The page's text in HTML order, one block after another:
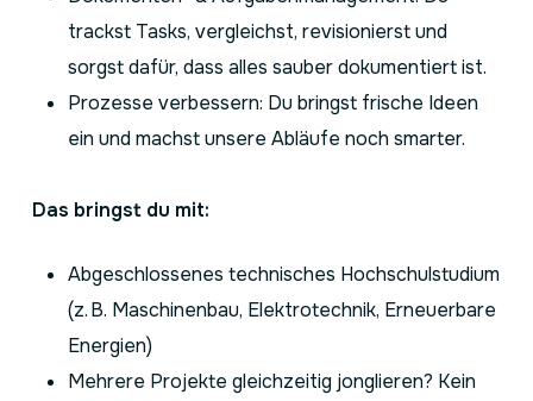
trackst Tasks, vergleichst, revisionierst und
sorgst dafür, dass alles sauber dokumentiert ist.
Prozesse verbessern: Du bringst frische Ideen
ein und machst unsere Abläufe noch smarter.
Das bringst du mit:
Abgeschlossenes technisches Hochschulstudium
(z. B. Maschinenbau, Elektrotechnik, Erneuerbare
Energien)
Mehrere Projekte gleichzeitig jonglieren? Kein